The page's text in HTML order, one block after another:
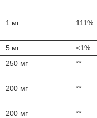
1 мг 111%
5 мг
<1%
250 мг **
200 мг **
200 мг **